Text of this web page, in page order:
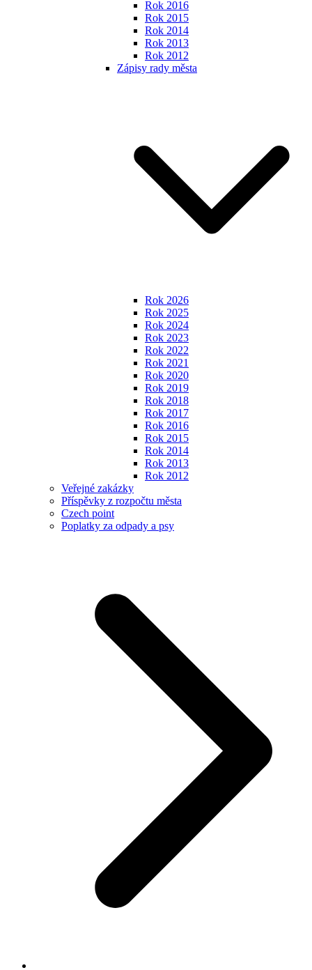
Rok 2016
Rok 2015
Rok 2014
Rok 2013
Rok 2012
Zápisy rady města
Rok 2026
Rok 2025
Rok 2024
Rok 2023
Rok 2022
Rok 2021
Rok 2020
Rok 2019
Rok 2018
Rok 2017
Rok 2016
Rok 2015
Rok 2014
Rok 2013
Rok 2012
Veřejné zakázky
Příspěvky z rozpočtu města
Czech point
Poplatky za odpady a psy